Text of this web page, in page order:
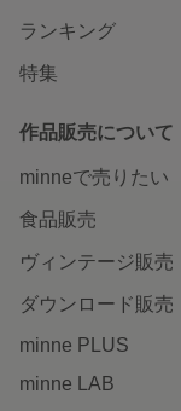
ランキング
特集
作品販売について
minneで売りたい
食品販売
ヴィンテージ販売
ダウンロード販売
minne PLUS
minne LAB